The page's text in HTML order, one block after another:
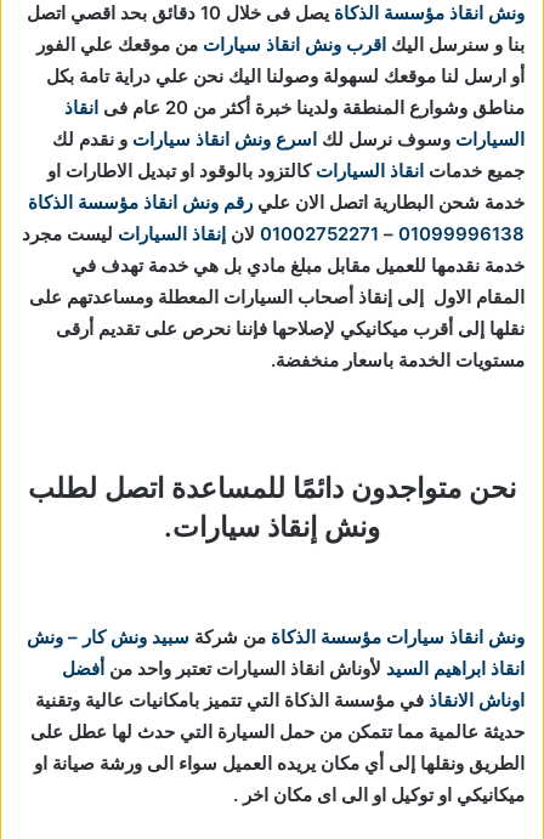
ونش انقاذ مؤسسة الذكاة
يصل فى خلال 10 دقائق بحد اقصي اتصل
بنا و سنرسل اليك اقرب ونش انقاذ سيارات من موقعك علي الفور
أو ارسل لنا موقعك لسهولة وصولنا اليك نحن علي دراية تامة بكل
مناطق وشوارع المنطقة ولدينا خبرة أكثر من 20 عام فى
انقاذ
السيارات وسوف نرسل لك اسرع ونش انقاذ سيارات و نقدم لك
جميع خدمات انقاذ السيارات كالتزود بالوقود او تبديل الاطارات او
خدمة شحن البطارية اتصل الان علي رقم ونش انقاذ مؤسسة الذكاة
01099996138
–
01002752271 لان إنقاذ السيارات ليست مجرد
خدمة نقدمها للعميل مقابل مبلغ مادي بل هي خدمة تهدف في
المقام الاول إلى إنقاذ أصحاب السيارات المعطلة ومساعدتهم على
نقلها إلى أقرب ميكانيكي لإصلاحها فإننا نحرص على تقديم أرقى
مستويات الخدمة باسعار منخفضة.
نحن متواجدون دائمًا للمساعدة اتصل لطلب
ونش إنقاذ سيارات.
ونش انقاذ سيارات مؤسسة الذكاة من شركة سبيد ونش كار – ونش
انقاذ ابراهيم السيد لأوناش انقاذ السيارات تعتبر واحد من أفضل
اوناش الانقاذ في مؤسسة الذكاة التي تتميز بامكانيات عالية وتقنية
حديثة عالمية مما تتمكن من حمل السيارة التي حدث لها عطل على
الطريق ونقلها إلى أي مكان يريده العميل سواء الى ورشة صيانة او
ميكانيكي او توكيل او الى اى مكان اخر .